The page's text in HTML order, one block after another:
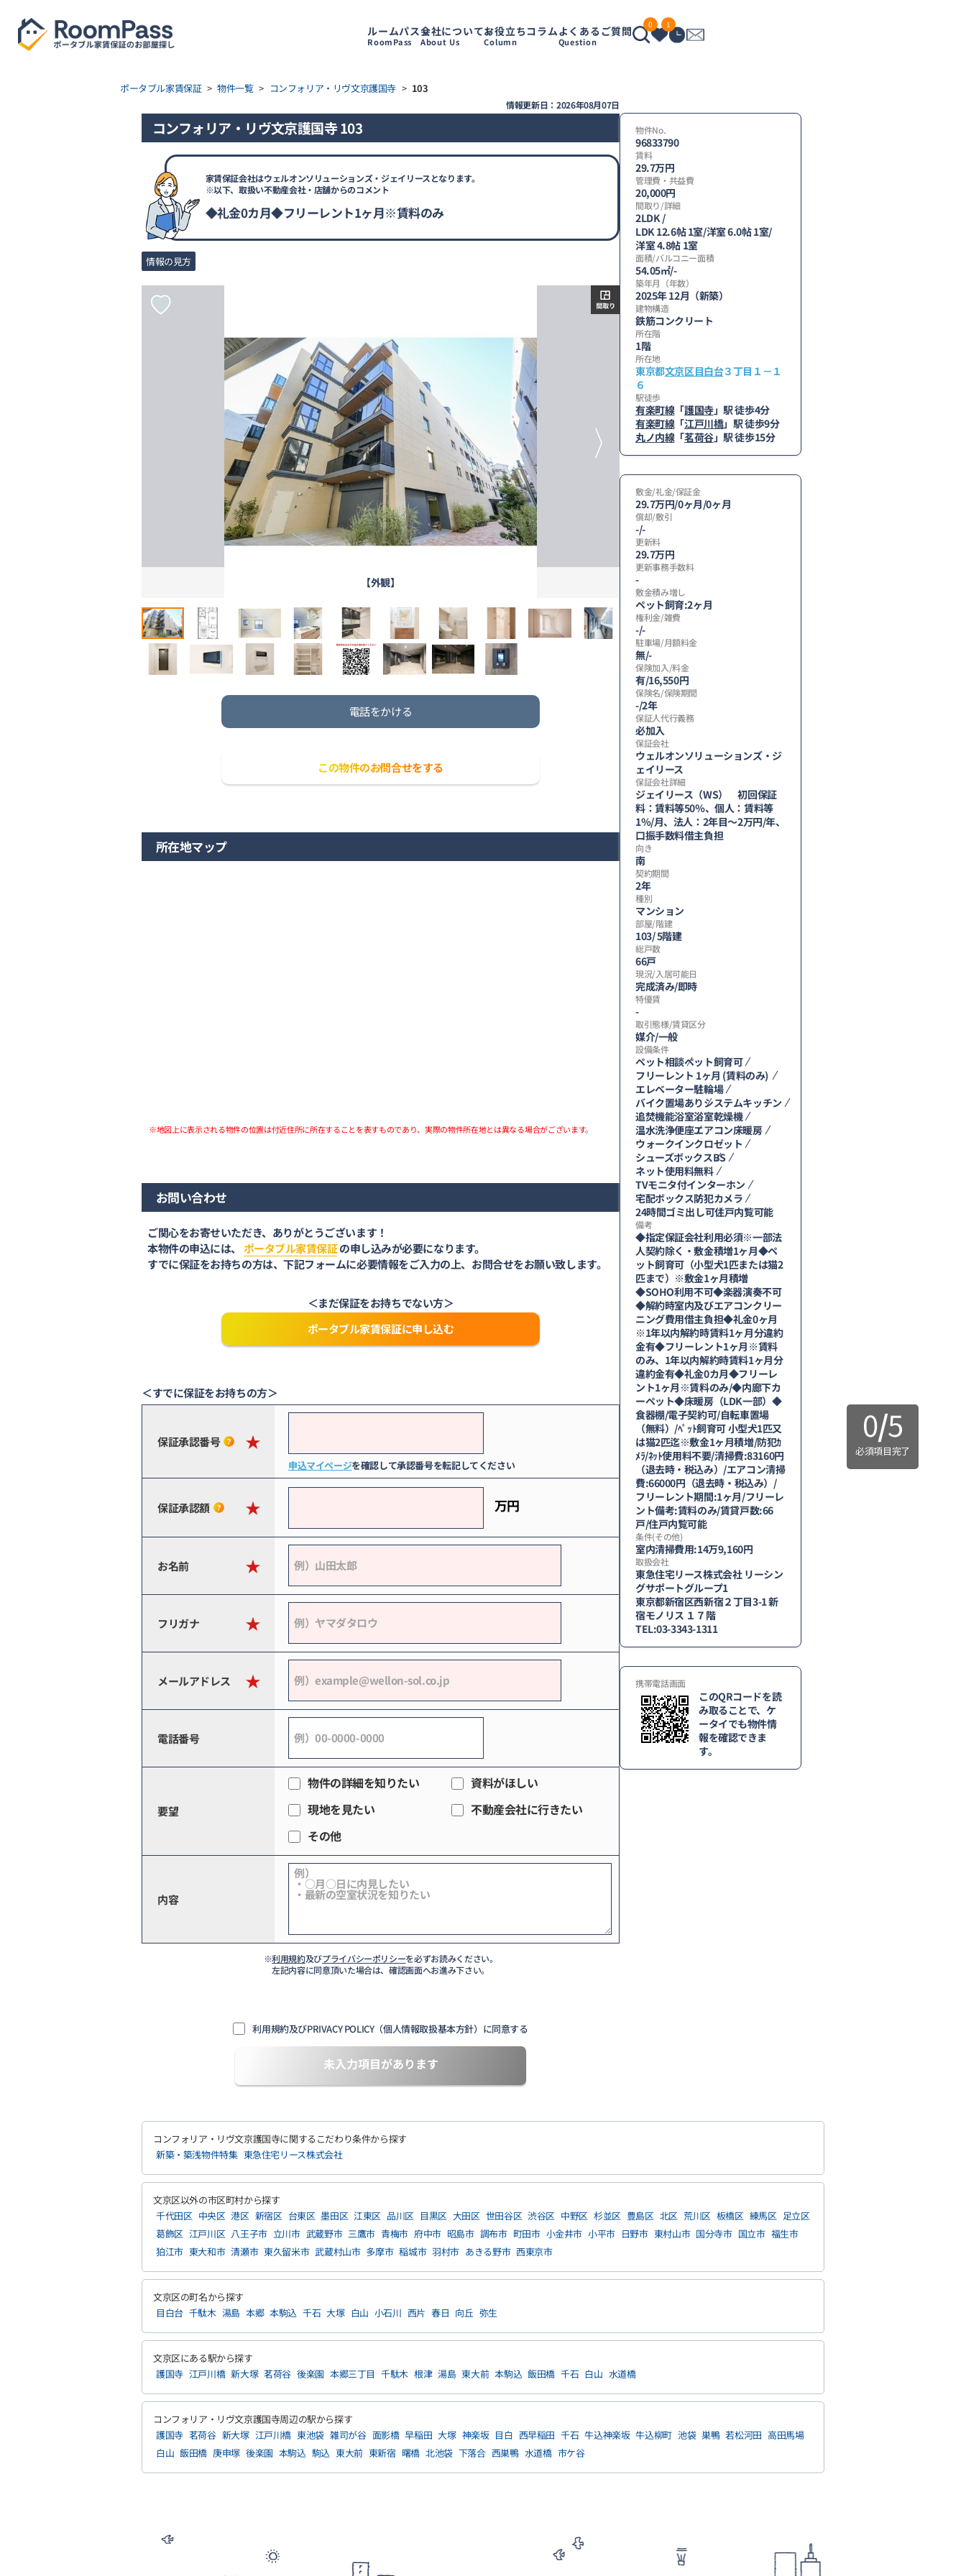
ルームパス
RoomPass
会社について
About Us
お役立ちコラム
Column
よくあるご質問
Question
0 1
ポータブル家賃保証 > 物件一覧 > コンフォリア・リヴ文京護国寺 > 103
情報更新日：2026年08月07日
コンフォリア・リヴ文京護国寺 103
家賃保証会社はウェルオンソリューションズ・ジェイリースとなります。
※以下、取扱い不動産会社・店舗からのコメント
◆礼金0カ月◆フリーレント1ヶ月※賃料のみ
情報の見方
【外観】
【間
取
り】
電話をかける
この物件のお問合せをする
所在地マップ
※地図上に表示される物件の位置は付近住所に所在することを表すものであり、実際の物件所在地とは異なる場合がございます。
お問い合わせ
ご関心をお寄せいただき、ありがとうございます！
本物件の申込には、 ポータブル家賃保証の申し込みが必要になります。
すでに保証をお持ちの方は、下記フォームに必要情報をご入力の上、お問合せをお願い致します。
＜まだ保証をお持ちでない方＞
ポータブル家賃保証に申し込む
＜すでに保証をお持ちの方＞
0/5
必須項目完了
保証承認番号
申込マイページを確認して承認番号を転記してください
保証承認額 万円
お名前
フリガナ
メールアドレス
電話番号
要望
物件の詳細を知りたい
資料がほしい
現地を見たい
不動産会社に行きたい
その他
内容
※利用規約及びプライバシーポリシーを必ずお読みください。
左記内容に同意頂いた場合は、確認画面へお進み下さい。
利用規約及びPRIVACY POLICY（個人情報取扱基本方針）に同意する
未入力項目があります
物件No.
96833790
賃料
29.7万円
管理費・共益費
20,000円
間取り/詳細
2LDK /
LDK 12.6帖 1室/洋室 6.0帖 1室/
洋室 4.8帖 1室
面積/バルコニー面積
54.05㎡/-
築年月（年数）
2025年 12月（新築）
建物構造
鉄筋コンクリート
所在階
1階
所在地
東京都文京区目白台３丁目１－１
６
駅徒歩
有楽町線「護国寺」駅 徒歩4分
有楽町線「江戸川橋」駅 徒歩9分
丸ノ内線「茗荷谷」駅 徒歩15分
敷金/礼金/保証金
29.7万円/0ヶ月/0ヶ月
償却/敷引
-/-
更新料
29.7万円
更新事務手数料
-
敷金積み増し
ペット飼育:2ヶ月
権利金/雑費
-/-
駐車場/月額料金
無/-
保険加入/料金
有/16,550円
保険名/保険期間
-/2年
保証人代行義務
必加入
保証会社
ウェルオンソリューションズ・ジ
ェイリース
保証会社詳細
ジェイリース（WS） 初回保証
料：賃料等50％、個人：賃料等
1％/月、法人：2年目～2万円/年、
口振手数料借主負担
向き
南
契約期間
2年
種別
マンション
部屋/階建
103/ 5階建
総戸数
66戸
現況/入居可能日
完成済み/即時
特優賃
-
取引態様/賃貸区分
媒介/一般
設備条件
ペット相談ペット飼育可
フリーレント 1ヶ月 (賃料のみ)
エレベーター駐輪場
バイク置場ありシステムキッチン
追焚機能浴室浴室乾燥機
温水洗浄便座エアコン床暖房
ウォークインクロゼット
シューズボックスBS
ネット使用料無料
TVモニタ付インターホン
宅配ボックス防犯カメラ
24時間ゴミ出し可住戸内覧可能
備考
◆指定保証会社利用必須※一部法
人契約除く・敷金積増1ヶ月◆ペ
ット飼育可（小型犬1匹または猫2
匹まで）※敷金1ヶ月積増
◆SOHO利用不可◆楽器演奏不可
◆解約時室内及びエアコンクリー
ニング費用借主負担◆礼金0ヶ月
※1年以内解約時賃料1ヶ月分違約
金有◆フリーレント1ヶ月※賃料
のみ、1年以内解約時賃料1ヶ月分
違約金有◆礼金0カ月◆フリーレ
ント1ヶ月※賃料のみ/◆内廊下カ
ーペット◆床暖房（LDK一部）◆
食器棚/電子契約可/自転車置場
（無料）/ﾍﾟｯﾄ飼育可 小型犬1匹又
は猫2匹迄※敷金1ヶ月積増/防犯ｶ
ﾒﾗ/ﾈｯﾄ使用料不要/清掃費:83160円
（退去時・税込み）/エアコン清掃
費:66000円（退去時・税込み）/
フリーレント期間:1ヶ月/フリーレ
ント備考:賃料のみ/賃貸戸数:66
戸/住戸内覧可能
条件(その他)
室内清掃費用:14万9,160円
取扱会社
東急住宅リース株式会社 リーシン
グサポートグループ1
東京都新宿区西新宿２丁目3-1 新
宿モノリス １７階
TEL:03-3343-1311
携帯電話画面
このQRコードを読
み取ることで、ケ
ータイでも物件情
報を確認できま
す。
コンフォリア・リヴ文京護国寺に関するこだわり条件から探す
新築・築浅物件特集 東急住宅リース株式会社
文京区以外の市区町村から探す
千代田区 中央区 港区 新宿区 台東区 墨田区 江東区 品川区 目黒区 大田区 世田谷区 渋谷区 中野区 杉並区 豊島区 北区 荒川区 板橋区 練馬区 足立区
葛飾区 江戸川区 八王子市 立川市 武蔵野市 三鷹市 青梅市 府中市 昭島市 調布市 町田市 小金井市 小平市 日野市 東村山市 国分寺市 国立市 福生市
狛江市 東大和市 清瀬市 東久留米市 武蔵村山市 多摩市 稲城市 羽村市 あきる野市 西東京市
文京区の町名から探す
目白台 千駄木 湯島 本郷 本駒込 千石 大塚 白山 小石川 西片 春日 向丘 弥生
文京区にある駅から探す
護国寺 江戸川橋 新大塚 茗荷谷 後楽園 本郷三丁目 千駄木 根津 湯島 東大前 本駒込 飯田橋 千石 白山 水道橋
コンフォリア・リヴ文京護国寺周辺の駅から探す
護国寺 茗荷谷 新大塚 江戸川橋 東池袋 雑司が谷 面影橋 早稲田 大塚 神楽坂 目白 西早稲田 千石 牛込神楽坂 牛込柳町 池袋 巣鴨 若松河田 高田馬場
白山 飯田橋 庚申塚 後楽園 本駒込 駒込 東大前 東新宿 曙橋 北池袋 下落合 西巣鴨 水道橋 市ケ谷